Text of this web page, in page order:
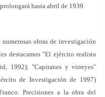
hasta abril de 1939.
obras de investigación
destacamos "El ejército realista
1992); "Capitanes y virreyes"
de Investigación de 1997)
Precisiones a la obra del